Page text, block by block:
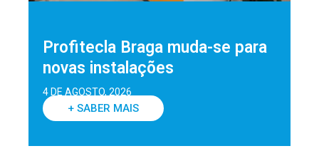
Profitecla Braga muda-se para
novas instalações
4 DE AGOSTO, 2026
+ SABER MAIS